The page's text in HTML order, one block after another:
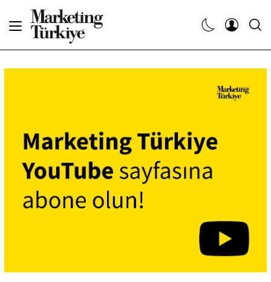
Dergiler
Etkinlikler